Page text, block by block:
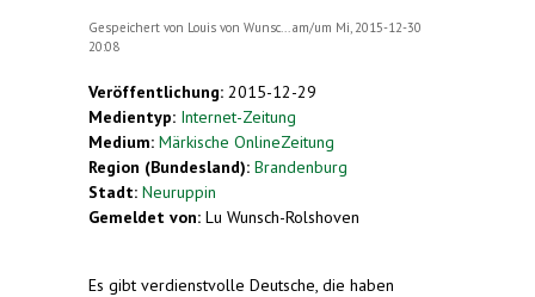
Gespeichert von Louis von Wunsc...
am/um Mi, 2015-12-30
20:08
Veröffentlichung: 2015-12-29
Medientyp: Internet-Zeitung
Medium: Märkische OnlineZeitung
Region (Bundesland): Brandenburg
Stadt: Neuruppin
Gemeldet von: Lu Wunsch-Rolshoven
Es gibt verdienstvolle Deutsche, die haben